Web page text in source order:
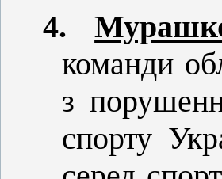
4.
команди
з
спорту